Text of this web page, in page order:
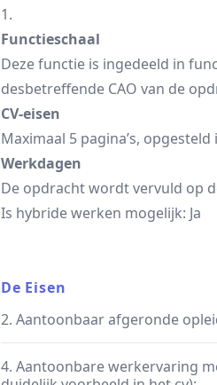
1.
Functieschaal
Deze functie is ingedeeld in
desbetreffende CAO van de
CV-eisen
Maximaal 5 pagina’s,
Werkdagen
De opdracht wordt vervuld op
Is hybride werken mogelijk: Ja
De Eisen
2. Aantoonbaar afgeronde
4. Aantoonbare werkervaring